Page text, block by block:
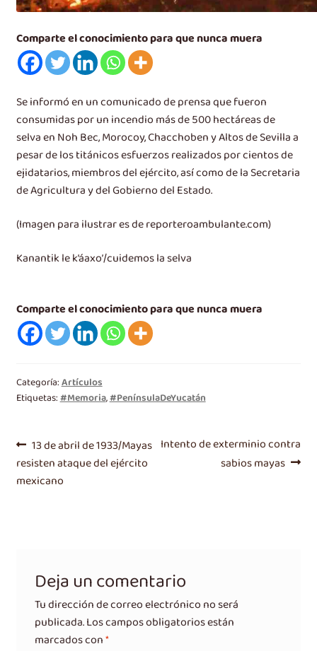
Comparte el conocimiento para que nunca muera
Se informó en un comunicado de prensa que fueron
consumidas por un incendio más de 500 hectáreas de
selva en Noh Bec, Morocoy, Chacchoben y Altos de Sevilla a
pesar de los titánicos esfuerzos realizados por cientos de
ejidatarios, miembros del ejército, así como de la Secretaria
de Agricultura y del Gobierno del Estado.
(Imagen para ilustrar es de reporteroambulante.com)
Kanantik le k’áaxo’/cuidemos la selva
Comparte el conocimiento para que nunca muera
Categoría:Artículos
Etiquetas:#Memoria,#PenínsulaDeYucatán
Navegación
de
Entrada
anterior:
13 de abril de 1933/Mayas
resisten ataque del ejército
mexicano
Siguiente
Intento de exterminio contra
sabios mayas
Deja un comentario
Tu dirección de correo electrónico no será
publicada.Los campos obligatorios están
marcados con*